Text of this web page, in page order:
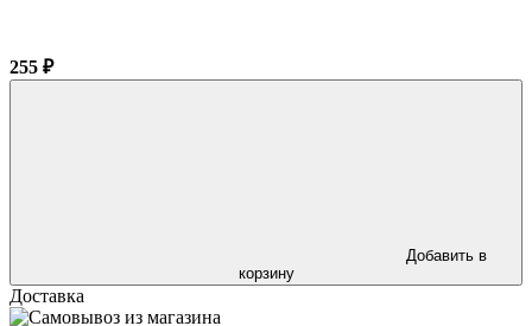
255 ₽
Добавить в
корзину
Доставка